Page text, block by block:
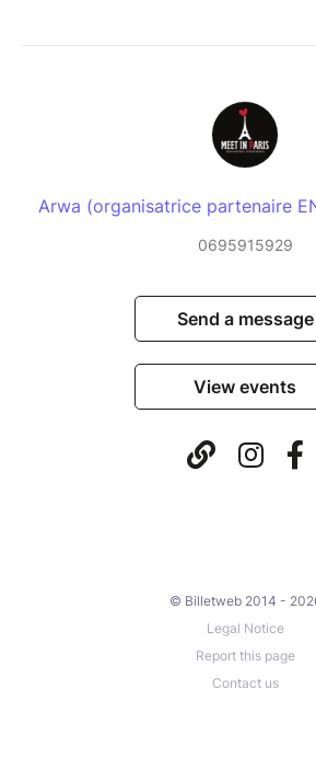
Arwa (organisatrice partenaire
0695915929
Send a message
View events
© Billetweb 2014 -
Legal Notice
Report this page
Contact us